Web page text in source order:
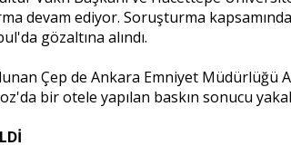
devam ediyor. Soruşturma
gözaltına alındı.
Çep de Ankara Emniyet Müdürlüğü
bir otele yapılan baskın sonucu